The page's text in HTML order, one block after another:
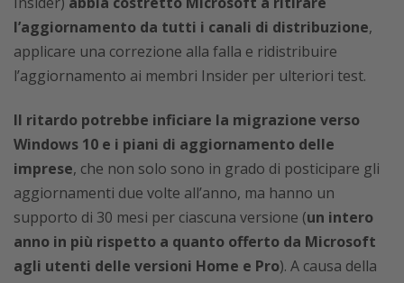
l’aggiornamento da tutti i canali di distribuzione,
applicare una correzione alla falla e ridistribuire
l’aggiornamento ai membri Insider per ulteriori test.
Il ritardo potrebbe inficiare la migrazione verso
Windows 10 e i piani di aggiornamento delle
imprese, che non solo sono in grado di posticipare gli
aggiornamenti due volte all’anno, ma hanno un
supporto di 30 mesi per ciascuna versione (un intero
anno in più rispetto a quanto offerto da Microsoft
agli utenti delle versioni Home e Pro). A causa della